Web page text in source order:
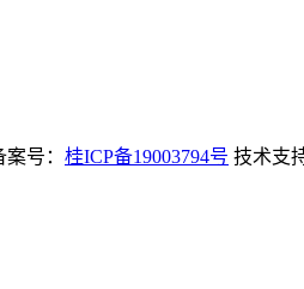
号： 桂ICP备19003794号 技术支